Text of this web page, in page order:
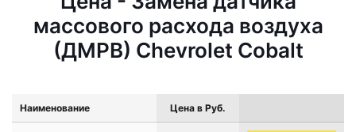
массового расхода воздуха
(ДМРВ) Chevrolet Cobalt
Наименование Цена в Руб.